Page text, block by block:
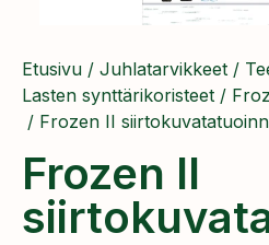
Etusivu / Juhlatarvikkeet /
Lasten synttärikoristeet /
/ Frozen II
Frozen II